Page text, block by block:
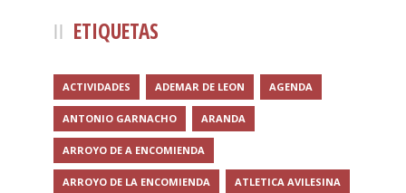
ETIQUETAS
ACTIVIDADES ADEMAR DE LEON AGENDA
ANTONIO GARNACHO ARANDA
ARROYO DE A ENCOMIENDA
ARROYO DE LA ENCOMIENDA ATLETICA AVILESINA